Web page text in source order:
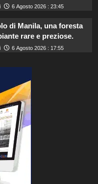
6 Agosto 2026 : 23:45
di Manila, una foresta
rare e preziose.
6 Agosto 2026 : 17:55